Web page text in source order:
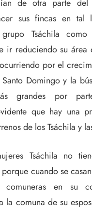
de otra parte del
sus fincas en tal
Tsáchila como
ir reduciendo su área
por el
Domingo y la
grandes por
que hay una
de los Tsáchila y
Tsáchila no
cuando se
en su
la comuna de su